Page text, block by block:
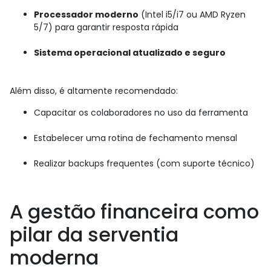
Processador moderno (Intel i5/i7 ou AMD Ryzen
5/7) para garantir resposta rápida
Sistema operacional atualizado e seguro
Além disso, é altamente recomendado:
Capacitar os colaboradores no uso da ferramenta
Estabelecer uma rotina de fechamento mensal
Realizar backups frequentes (com suporte técnico)
A gestão financeira como
pilar da serventia
moderna